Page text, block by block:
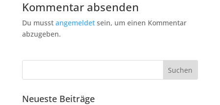
Kommentar absenden
Du musst angemeldetsein, um einen Kommentar
abzugeben.
Neueste Beiträge